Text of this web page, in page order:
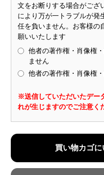
文をお断りする場合がござ
により万が一トラブルが発
任を負いません。お客様の
願いいたします
他者の著作権・肖像権
ません
他者の著作権・肖像権
※送信していただいたデー
れが生じますのでご注意く